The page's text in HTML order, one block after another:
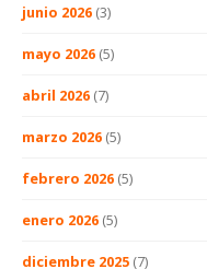
junio 2026 (3)
mayo 2026 (5)
abril 2026 (7)
marzo 2026 (5)
febrero 2026 (5)
enero 2026 (5)
diciembre 2025 (7)